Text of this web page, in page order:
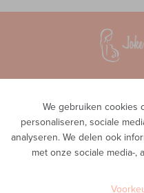
We gebruiken cookies
personaliseren, sociale
analyseren. We delen ook
met onze sociale media-,